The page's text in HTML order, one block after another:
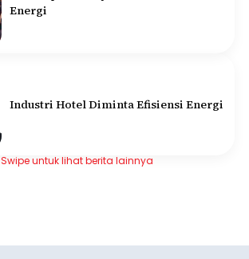
Energi
Industri Hotel Diminta Efisiensi Energi
Swipe untuk lihat berita lainnya